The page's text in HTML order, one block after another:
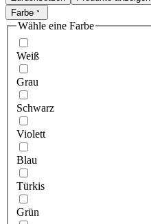
Farbe
Wähle eine Farbe
Weiß
Grau
Schwarz
Violett
Blau
Türkis
Grün